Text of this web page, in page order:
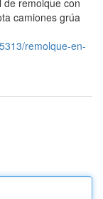
de remolque con
camiones grúa
remolque-en-